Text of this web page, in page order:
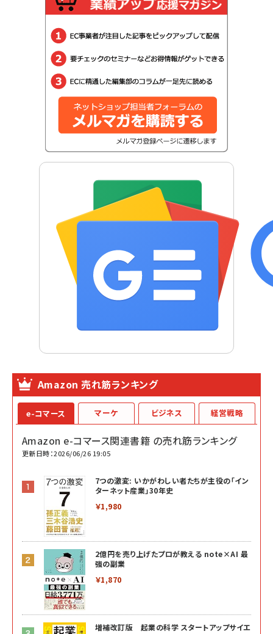
Amazon 売れ筋ランキング
e-コマース
Amazon e-コマース関連書籍 の売れ筋ランキング
更新日時：2026/06/26 19:05
7つの激変: いかがわしい者たちが主役の「イン
ターネット産業」30年史
￥1,980
2億円を売り上げたプロが教える note×AI 最
強の副業
￥1,870
増補改訂版 起業の科学 スタートアップサイエ
マーケ ビジネス 経営戦略